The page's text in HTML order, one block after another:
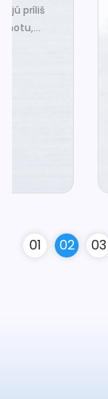
Príbeh bez
01 02 03